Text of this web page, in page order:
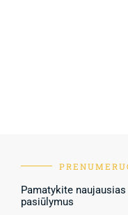
Pamatykite
pasiūlymus